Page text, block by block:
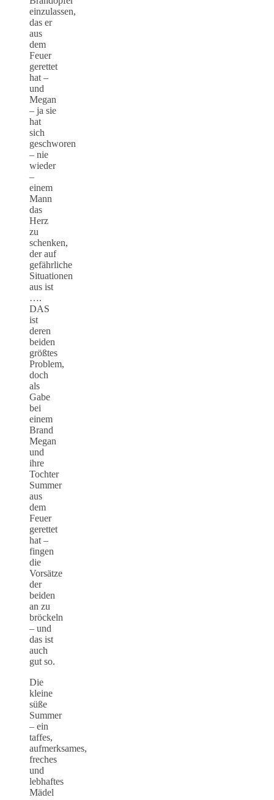
einzulassen,
das er
aus
dem
Feuer
gerettet
hat –
und
Megan
– ja sie
hat
sich
geschworen
– nie
wieder
–
einem
Mann
das
Herz
zu
schenken,
der auf
gefährliche
Situationen
aus ist
….
DAS
ist
deren
beiden
größtes
Problem,
doch
als
Gabe
bei
einem
Brand
Megan
und
ihre
Tochter
Summer
aus
dem
Feuer
gerettet
hat –
fingen
die
Vorsätze
der
beiden
an zu
bröckeln
– und
das ist
auch
gut so.
Die
kleine
süße
Summer
– ein
taffes,
aufmerksames,
freches
und
lebhaftes
Mädel